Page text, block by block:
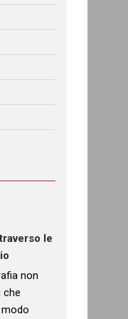
le
non
che